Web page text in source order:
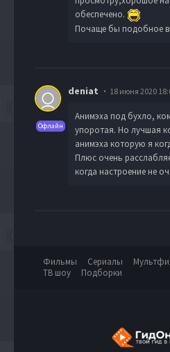
обеспечено.
Почаще бы подобное
Офлайн
deniat 18 июня 2020
Анимэха под бухло,
упоротая. Но лучшая
анимэха которую я
Плюс очень
когда настроение не
Фильмы Сериалы
ТВ шоу
Подборки